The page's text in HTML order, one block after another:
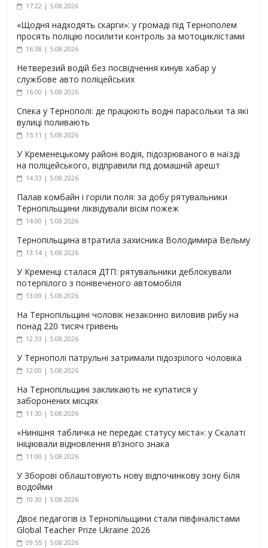
17:22 | 5.08.2026
«Щодня надходять скарги»: у громаді під Тернополем
просять поліцію посилити контроль за мотоциклістами
16:38 | 5.08.2026
Нетверезий водій без посвідчення кинув хабар у
службове авто поліцейських
16:00 | 5.08.2026
Спека у Тернополі: де працюють водні парасольки та які
вулиці поливають
15:11 | 5.08.2026
У Кременецькому районі водія, підозрюваного в наїзді
на поліцейського, відправили під домашній арешт
14:33 | 5.08.2026
Палав комбайн і горіли поля: за добу рятувальники
Тернопільщини ліквідували вісім пожеж
14:00 | 5.08.2026
Тернопільщина втратила захисника Володимира Вельму
13:14 | 5.08.2026
У Кременці сталася ДТП: рятувальники деблокували
потерпілого з понівеченого автомобіля
13:09 | 5.08.2026
На Тернопільщині чоловік незаконно виловив рибу на
понад 220 тисяч гривень
12:33 | 5.08.2026
У Тернополі патрульні затримали підозрілого чоловіка
12:00 | 5.08.2026
На Тернопільщині закликають не купатися у
заборонених місцях
11:30 | 5.08.2026
«Нинішня табличка не передає статусу міста»: у Скалаті
ініціювали відновлення в’їзного знака
11:00 | 5.08.2026
У Зборові облаштовують нову відпочинкову зону біля
водойми
10:30 | 5.08.2026
Двоє педагогів із Тернопільщини стали півфіналістами
Global Teacher Prize Ukraine 2026
09:55 | 5.08.2026